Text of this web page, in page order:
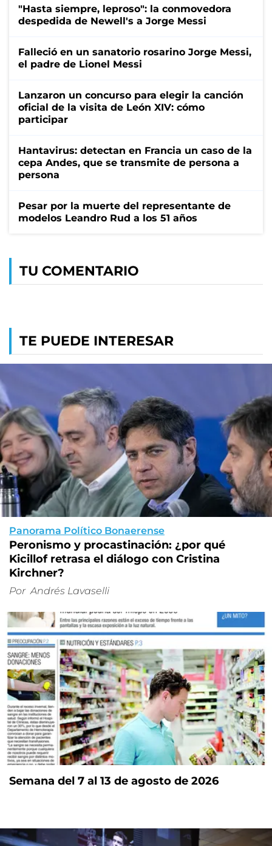
"Hasta siempre, leproso": la conmovedora
despedida de Newell's a Jorge Messi
Falleció en un sanatorio rosarino Jorge Messi,
el padre de Lionel Messi
Lanzaron un concurso para elegir la canción
oficial de la visita de León XIV: cómo
participar
Hantavirus: detectan en Francia un caso de la
cepa Andes, que se transmite de persona a
persona
Pesar por la muerte del representante de
modelos Leandro Rud a los 51 años
TU COMENTARIO
TE PUEDE INTERESAR
Panorama Político Bonaerense
Peronismo y procastinación: ¿por qué
Kicillof retrasa el diálogo con Cristina
Kirchner?
Por Andrés Lavaselli
Semana del 7 al 13 de agosto de 2026